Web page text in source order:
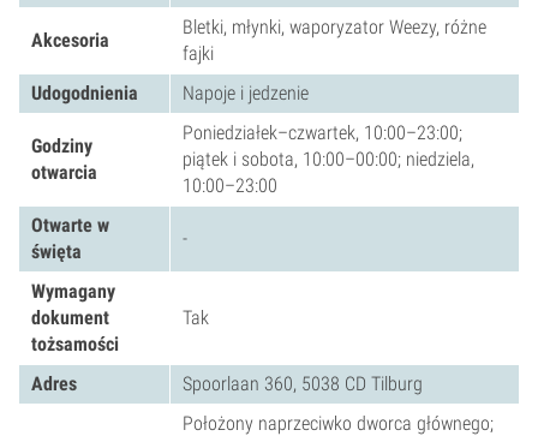
Akcesoria
Bletki, młynki, waporyzator Weezy, różne
fajki
Udogodnienia
Napoje i jedzenie
Godziny
otwarcia
Poniedziałek–czwartek, 10:00–23:00;
piątek i sobota, 10:00–00:00; niedziela,
10:00–23:00
Otwarte w
święta
-
Wymagany
dokument
tożsamości
Tak
Adres Spoorlaan 360, 5038 CD Tilburg
Położony naprzeciwko dworca głównego;